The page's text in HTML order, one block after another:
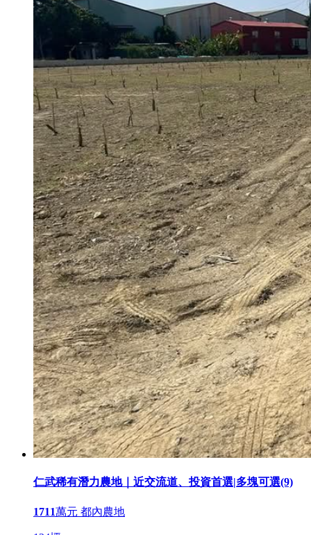
仁武稀有潛力農地｜近交流道、投資首選|多塊可選(9)
1711萬元 都內農地